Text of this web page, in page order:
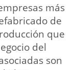
más
de
que
del
son